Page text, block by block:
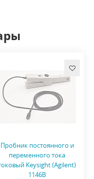
Пробник постоянного и
переменного тока
Keysight (Agilent)
1146B